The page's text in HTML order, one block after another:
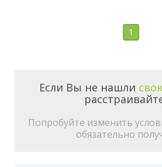
1
Если Вы не нашли
Попробуйте изменить
обязательно